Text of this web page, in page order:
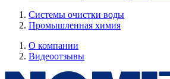
Системы очистки воды
Промышленная химия
О компании
Видеоотзывы